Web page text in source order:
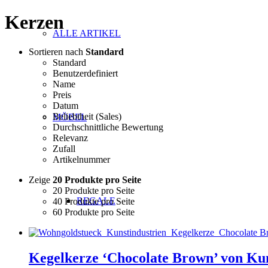
ALLE ARTIKEL
MÖBEL
REGALE
Kerzen
Sortieren nach Standard
Standard
Benutzerdefiniert
Name
Preis
Datum
Beliebtheit (Sales)
Durchschnittliche Bewertung
Relevanz
Zufall
Artikelnummer
Zeige 20 Produkte pro Seite
20 Produkte pro Seite
40 Produkte pro Seite
60 Produkte pro Seite
Kegelkerze ‘Chocolate Brown’ von